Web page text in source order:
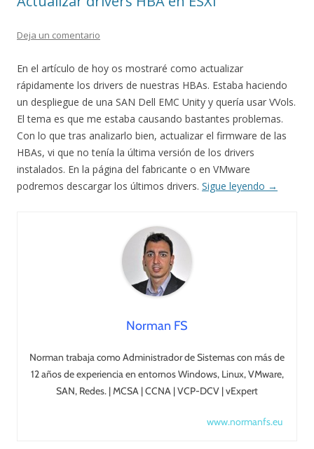
Deja un comentario
En el artículo de hoy os mostraré como actualizar
rápidamente los drivers de nuestras HBAs. Estaba haciendo
un despliegue de una SAN Dell EMC Unity y quería usar VVols.
El tema es que me estaba causando bastantes problemas.
Con lo que tras analizarlo bien, actualizar el firmware de las
HBAs, vi que no tenía la última versión de los drivers
instalados. En la página del fabricante o en VMware
podremos descargar los últimos drivers. Sigue leyendo →
Norman FS
Norman trabaja como Administrador de Sistemas con más de
12 años de experiencia en entornos Windows, Linux, VMware,
SAN, Redes. | MCSA | CCNA | VCP-DCV | vExpert
www.normanfs.eu